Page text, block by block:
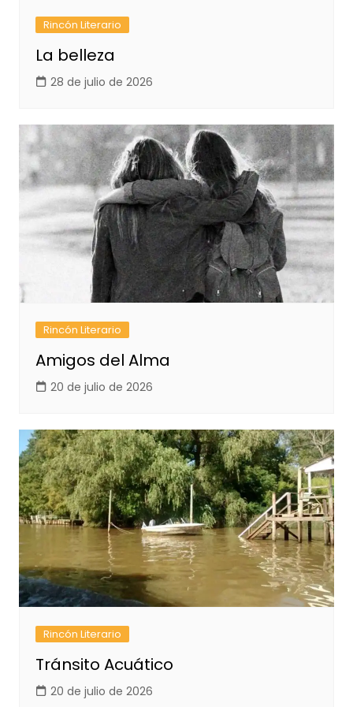
Rincón Literario
La belleza
28 de julio de 2026
Rincón Literario
Amigos del Alma
20 de julio de 2026
Rincón Literario
Tránsito Acuático
20 de julio de 2026